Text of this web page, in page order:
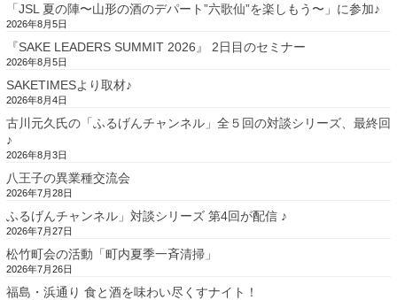
「JSL 夏の陣〜山形の酒のデパート”六歌仙”を楽しもう〜」に参加♪
2026年8月5日
『SAKE LEADERS SUMMIT 2026』 2日目のセミナー
2026年8月5日
SAKETIMESより取材♪
2026年8月4日
古川元久氏の「ふるげんチャンネル」全５回の対談シリーズ、最終回
♪
2026年8月3日
八王子の異業種交流会
2026年7月28日
ふるげんチャンネル」対談シリーズ 第4回が配信 ♪
2026年7月27日
松竹町会の活動「町内夏季一斉清掃」
2026年7月26日
福島・浜通り 食と酒を味わい尽くすナイト！